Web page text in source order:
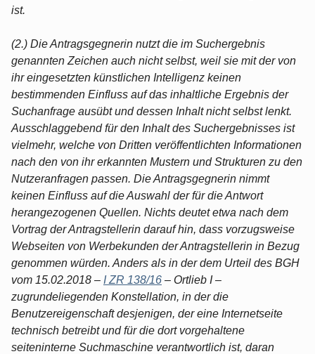
ist.
(2.) Die Antragsgegnerin nutzt die im Suchergebnis
genannten Zeichen auch nicht selbst, weil sie mit der von
ihr eingesetzten künstlichen Intelligenz keinen
bestimmenden Einfluss auf das inhaltliche Ergebnis der
Suchanfrage ausübt und dessen Inhalt nicht selbst lenkt.
Ausschlaggebend für den Inhalt des Suchergebnisses ist
vielmehr, welche von Dritten veröffentlichten Informationen
nach den von ihr erkannten Mustern und Strukturen zu den
Nutzeranfragen passen. Die Antragsgegnerin nimmt
keinen Einfluss auf die Auswahl der für die Antwort
herangezogenen Quellen. Nichts deutet etwa nach dem
Vortrag der Antragstellerin darauf hin, dass vorzugsweise
Webseiten von Werbekunden der Antragstellerin in Bezug
genommen würden. Anders als in der dem Urteil des BGH
vom 15.02.2018 – I ZR 138/16 – Ortlieb I –
zugrundeliegenden Konstellation, in der die
Benutzereigenschaft desjenigen, der eine Internetseite
technisch betreibt und für die dort vorgehaltene
seiteninterne Suchmaschine verantwortlich ist, daran